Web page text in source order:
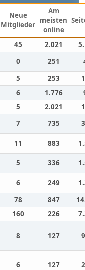
Neue
Mitglieder
Am
meisten
online
45 2.021
0 251
5 253
6 1.776
5 2.021
7 735
11 883
5 336
6 249
78 847
160 226
8 127
6 127